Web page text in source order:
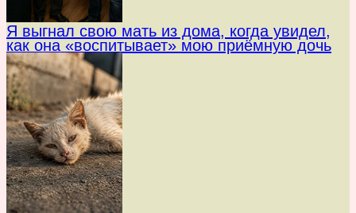
Я выгнал свою мать из дома, когда увидел,
как она «воспитывает» мою приёмную дочь